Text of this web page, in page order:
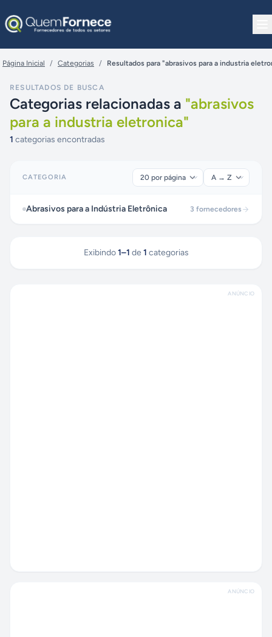
Página Inicial / Categorias / Resultados para "abrasivos para a industria
RESULTADOS DE BUSCA
Categorias relacionadas a "abrasivos
para a industria eletronica"
1 categorias encontradas
CATEGORIA
Abrasivos para a Indústria Eletrônica 3 fornecedores
Exibindo 1–1 de 1 categorias
ANÚNCIO
ANÚNCIO